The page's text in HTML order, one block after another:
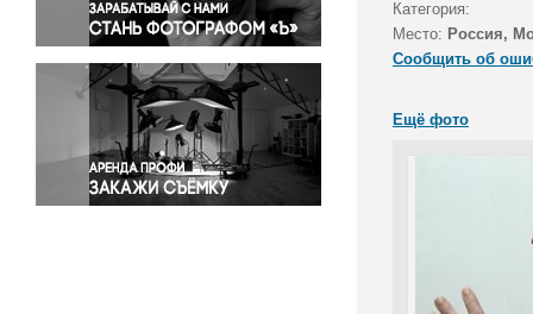
Религия
Светская жизнь
Спорт
Экология
Экономика и бизнес
Категория:
Место: Россия,
Сообщить об
Ещё фото